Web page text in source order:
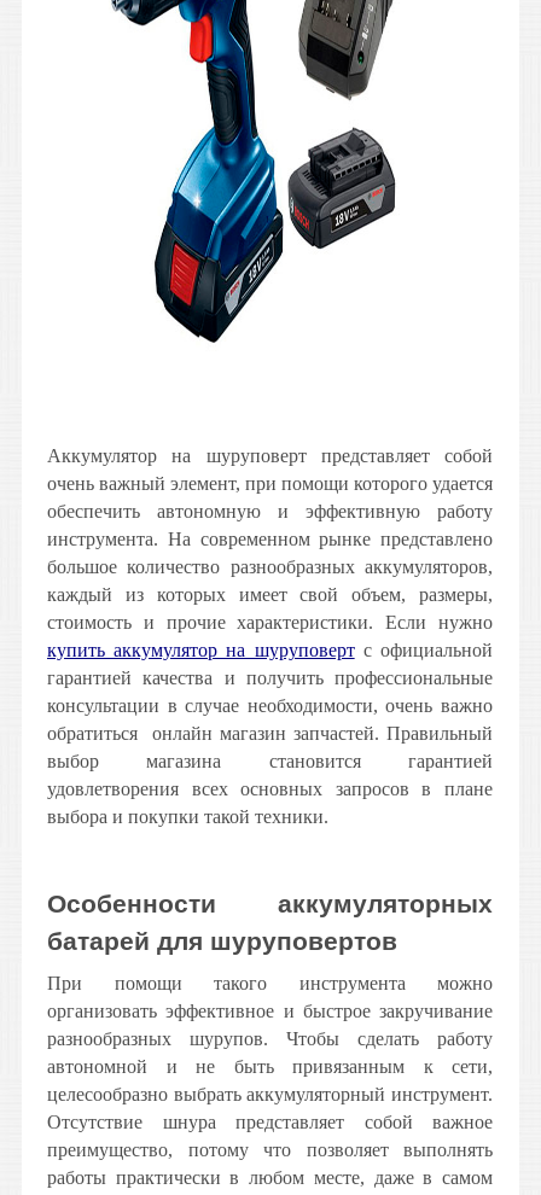
Аккумулятор на шуруповерт представляет собой
очень важный элемент, при помощи которого удается
обеспечить автономную и эффективную работу
инструмента. На современном рынке представлено
большое количество разнообразных аккумуляторов,
каждый из которых имеет свой объем, размеры,
стоимость и прочие характеристики. Если нужно
купить аккумулятор на шуруповертс официальной
гарантией качества и получить профессиональные
консультации в случае необходимости, очень важно
обратиться онлайн магазин запчастей. Правильный
выбор магазина становится гарантией
удовлетворения всех основных запросов в плане
выбора и покупки такой техники.
Особенности аккумуляторных
батарей для шуруповертов
При помощи такого инструмента можно
организовать эффективное и быстрое закручивание
разнообразных шурупов. Чтобы сделать работу
автономной и не быть привязанным к сети,
целесообразно выбрать аккумуляторный инструмент.
Отсутствие шнура представляет собой важное
преимущество, потому что позволяет выполнять
работы практически в любом месте, даже в самом